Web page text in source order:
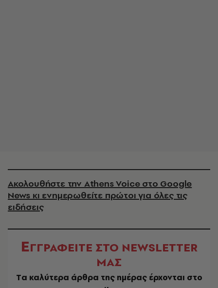
Ακολουθήστε την Athens Voice στο Google
News κι ενημερωθείτε πρώτοι για όλες τις
ειδήσεις
ΕΓΓΡΑΦΕΙΤΕ ΣΤΟ NEWSLETTER
ΜΑΣ
Tα καλύτερα άρθρα της ημέρας έρχονται στο